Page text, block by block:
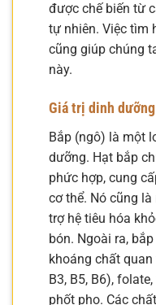
được chế biến từ
tự nhiên. Việc tìm
cũng giúp chúng
này.
Giá trị dinh
Bắp (ngô) là một
dưỡng. Hạt bắp
phức hợp, cung
cơ thể. Nó cũng
trợ hệ tiêu hóa
bón. Ngoài ra,
khoáng chất
B3, B5, B6),
phốt pho. Các